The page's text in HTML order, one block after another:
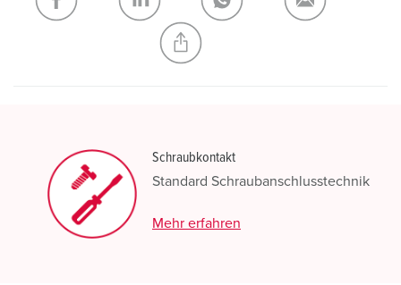
Schraubkontakt
Standard Schraubanschlusstechnik
Mehr erfahren